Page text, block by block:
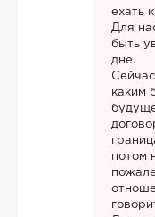
ехать
Для
быть
дне.
каким
потом